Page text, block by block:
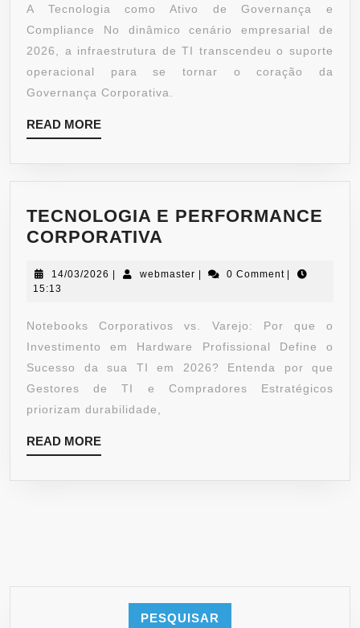
A Tecnologia como Ativo de Governança e
Compliance No dinâmico cenário empresarial de
2026, a infraestrutura de TI transcendeu o suporte
operacional para se tornar o coração da
Governança Corporativa.
READ MORE
TECNOLOGIA E PERFORMANCE
CORPORATIVA
14/03/2026 webmaster 0 Comment
15:13
Notebooks Corporativos vs. Varejo: Por que o
Investimento em Hardware Profissional Define o
Sucesso da sua TI em 2026? Entenda por que
Gestores de TI e Compradores Estratégicos
priorizam durabilidade,
READ MORE
PESQUISAR